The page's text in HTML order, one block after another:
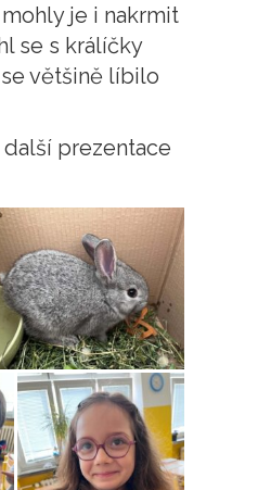
je i nakrmit
se s králíčky
většině líbilo
prezentace